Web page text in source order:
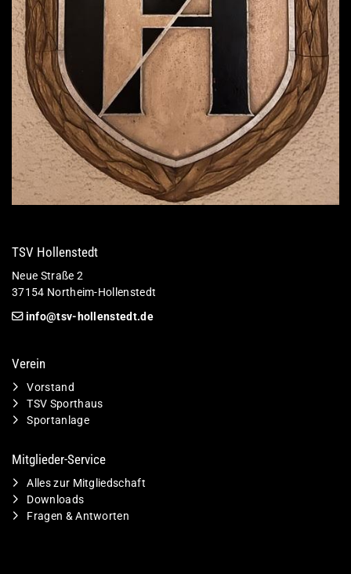
TSV Hollenstedt
Neue Straße 2
37154 Northeim-Hollenstedt
info@tsv-hollenstedt.de
Verein
Vorstand
TSV Sporthaus
Sportanlage
Mitglieder-Service
Alles zur Mitgliedschaft
Downloads
Fragen & Antworten